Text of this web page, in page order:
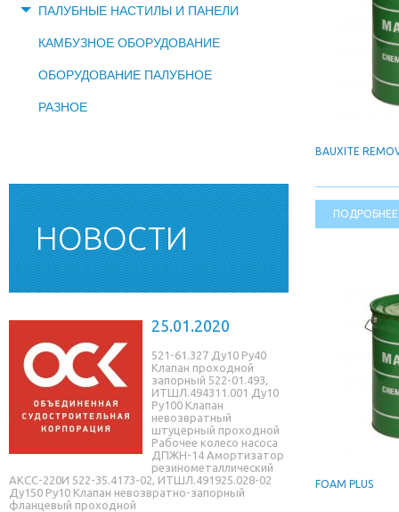
ПАЛУБНЫЕ НАСТИЛЫ И ПАНЕЛИ
КАМБУЗНОЕ ОБОРУДОВАНИЕ
ОБОРУДОВАНИЕ ПАЛУБНОЕ
РАЗНОЕ
НОВОСТИ
25.01.2020
521-61.327 Ду10 Ру40
Клапан проходной
запорный 522-01.493,
ИТШЛ.494311.001 Ду10
Ру100 Клапан
невозвратный
штуцерный проходной
Рабочее колесо насоса
ДПЖН-14 Амортизатор
резинометаллический
АКСС-220И 522-35.4173-02, ИТШЛ.491925.028-02
Ду150 Ру10 Клапан невозвратно-запорный
фланцевый проходной
BAUXITE
ПОДРОБНЕЕ
FOAM PLUS